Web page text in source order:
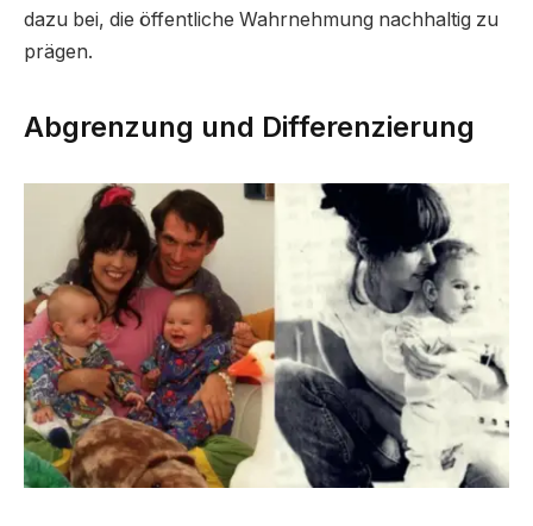
dazu bei, die öffentliche Wahrnehmung nachhaltig zu
prägen.
Abgrenzung und Differenzierung